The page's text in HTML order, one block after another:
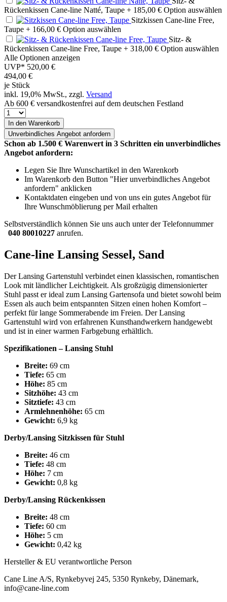
Rückenkissen Cane-line Natté, Taupe + 185,00 € Option auswählen
Sitzkissen Cane-line Free,
Taupe + 166,00 € Option auswählen
Sitz- &
Rückenkissen Cane-line Free, Taupe + 318,00 € Option auswählen
Alle Optionen anzeigen
UVP* 520,00 €
494,00 €
je Stück
inkl. 19,0% MwSt., zzgl. Versand
Ab 600 € versandkostenfrei auf dem deutschen Festland
In den Warenkorb
Unverbindliches Angebot anfordern
Schon ab 1.500 € Warenwert in 3 Schritten ein unverbindliches
Angebot anfordern:
Legen Sie Ihre Wunschartikel in den Warenkorb
Im Warenkorb den Button "Hier unverbindliches Angebot
anfordern" anklicken
Kontaktdaten eingeben und von uns ein gutes Angebot für
Ihre Wunschmöblierung per Mail erhalten
Selbstverständlich können Sie uns auch unter der Telefonnummer
040 80010227 anrufen.
Cane-line Lansing Sessel, Sand
Der Lansing Gartenstuhl verbindet einen klassischen, romantischen
Look mit ländlicher Leichtigkeit. Als großzügig dimensionierter
Stuhl passt er ideal zum Lansing Gartensofa und bietet sowohl beim
Essen als auch beim entspannten Sitzen einen hohen Komfort –
perfekt für lange Sommerabende im Freien. Der Lansing
Gartenstuhl wird von erfahrenen Kunsthandwerkern handgewebt
und ist in einer warmen Farbgebung erhältlich.
Spezifikationen – Lansing Stuhl
Breite: 69 cm
Tiefe: 65 cm
Höhe: 85 cm
Sitzhöhe: 43 cm
Sitztiefe: 43 cm
Armlehnenhöhe: 65 cm
Gewicht: 6,9 kg
Derby/Lansing Sitzkissen für Stuhl
Breite: 46 cm
Tiefe: 48 cm
Höhe: 7 cm
Gewicht: 0,8 kg
Derby/Lansing Rückenkissen
Breite: 48 cm
Tiefe: 60 cm
Höhe: 5 cm
Gewicht: 0,42 kg
Hersteller & EU verantwortliche Person
Cane Line A/S, Rynkebyvej 245, 5350 Rynkeby, Dänemark,
info@cane-line.com